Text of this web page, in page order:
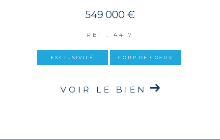
549 000 €
REF : 4417
EXCLUSIVITÉ COUP DE COEUR
VOIR LE BIEN